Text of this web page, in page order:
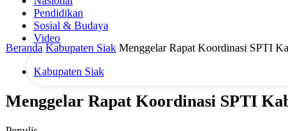
Pendidikan
Sosial & Budaya
Video
Beranda Kabupaten Siak Menggelar Rapat Koordinasi SPTI
Kabupaten Siak
Menggelar Rapat Koordinasi SPTI